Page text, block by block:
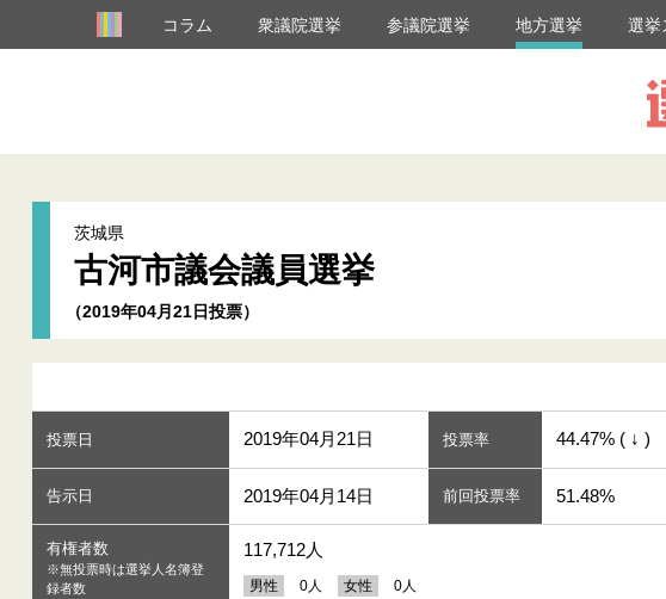
コラム 衆議院選挙 参議院選挙 地方選挙 選挙
茨城県
古河市議会議員選挙
（2019年04月21日投票）
投票日 2019年04月21日 投票率 44.47% ( ↓ )
告示日 2019年04月14日 前回投票率 51.48%
有権者数
※無投票時は選挙人名簿登
録者数
117,712人
男性 0人 女性 0人